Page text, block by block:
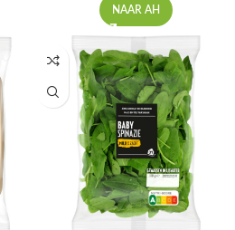
NAAR AH